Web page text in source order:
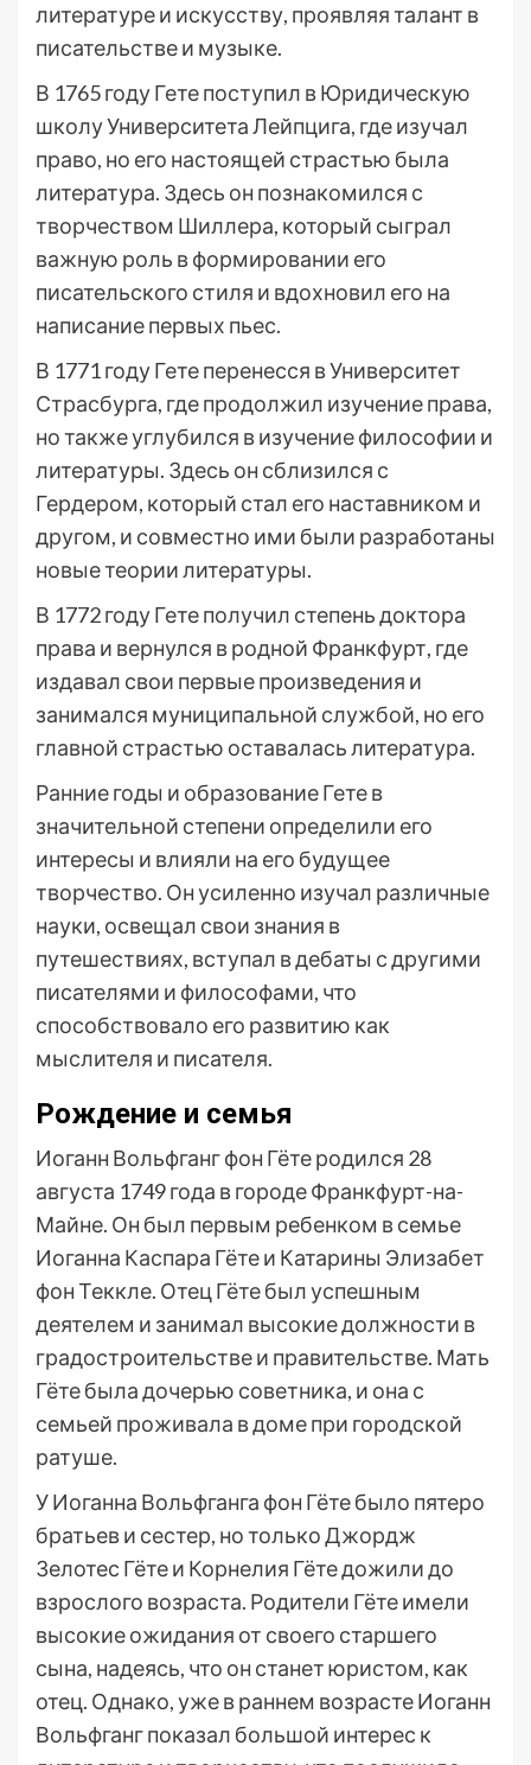
литературе и искусству, проявляя талант в
писательстве и музыке.
В 1765 году Гете поступил в Юридическую
школу Университета Лейпцига, где изучал
право, но его настоящей страстью была
литература. Здесь он познакомился с
творчеством Шиллера, который сыграл
важную роль в формировании его
писательского стиля и вдохновил его на
написание первых пьес.
В 1771 году Гете перенесся в Университет
Страсбурга, где продолжил изучение права,
но также углубился в изучение философии и
литературы. Здесь он сблизился с
Гердером, который стал его наставником и
другом, и совместно ими были разработаны
новые теории литературы.
В 1772 году Гете получил степень доктора
права и вернулся в родной Франкфурт, где
издавал свои первые произведения и
занимался муниципальной службой, но его
главной страстью оставалась литература.
Ранние годы и образование Гете в
значительной степени определили его
интересы и влияли на его будущее
творчество. Он усиленно изучал различные
науки, освещал свои знания в
путешествиях, вступал в дебаты с другими
писателями и философами, что
способствовало его развитию как
мыслителя и писателя.
Рождение и семья
Иоганн Вольфганг фон Гёте родился 28
августа 1749 года в городе Франкфурт-на-
Майне. Он был первым ребенком в семье
Иоганна Каспара Гёте и Катарины Элизабет
фон Теккле. Отец Гёте был успешным
деятелем и занимал высокие должности в
градостроительстве и правительстве. Мать
Гёте была дочерью советника, и она с
семьей проживала в доме при городской
ратуше.
У Иоганна Вольфганга фон Гёте было пятеро
братьев и сестер, но только Джордж
Зелотес Гёте и Корнелия Гёте дожили до
взрослого возраста. Родители Гёте имели
высокие ожидания от своего старшего
сына, надеясь, что он станет юристом, как
отец. Однако, уже в раннем возрасте Иоганн
Вольфганг показал большой интерес к